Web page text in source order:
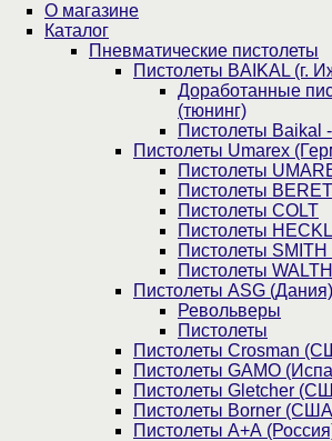
О магазине
Каталог
Пнев­ма­ти­чес­кие пистолеты
Пистолеты BAIKAL (г.
Доработанные
(тюнинг)
Пистолеты Baikal
Пистолеты Umarex
Пистолеты
Пистолеты
Пистолеты COLT
Пистолеты
Пистолеты SMITH
Пистолеты
Пистолеты ASG (Дания)
Револьверы
Пистолеты
Пистолеты Crosman
Пистолеты GAMO
Пистолеты Gletcher
Пистолеты Borner
Пистолеты А+А